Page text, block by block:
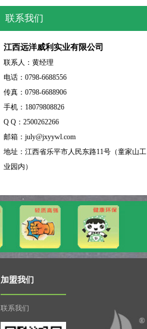
联系我们
江西远洋威利实业有限公司
联系人：黄经理
电话：0798-6688556
传真：0798-6688906
手机：18079808826
Q Q：2500262266
邮箱：july@jxyywl.com
地址：江西省乐平市人民东路11号（童家山工
业园内）
加盟我们
联系我们